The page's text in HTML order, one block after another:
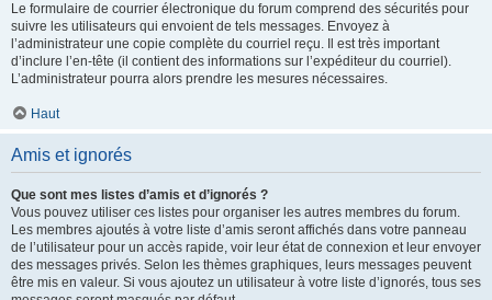
Le formulaire de courrier électronique du forum comprend des sécurités pour
suivre les utilisateurs qui envoient de tels messages. Envoyez à
l’administrateur une copie complète du courriel reçu. Il est très important
d’inclure l’en-tête (il contient des informations sur l’expéditeur du courriel).
L’administrateur pourra alors prendre les mesures nécessaires.
Haut
Amis et ignorés
Que sont mes listes d’amis et d’ignorés ?
Vous pouvez utiliser ces listes pour organiser les autres membres du forum.
Les membres ajoutés à votre liste d’amis seront affichés dans votre panneau
de l’utilisateur pour un accès rapide, voir leur état de connexion et leur envoyer
des messages privés. Selon les thèmes graphiques, leurs messages peuvent
être mis en valeur. Si vous ajoutez un utilisateur à votre liste d’ignorés, tous ses